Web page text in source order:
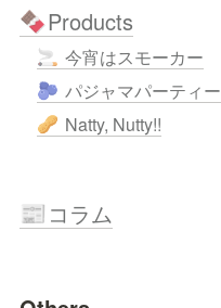
🍫Products
🚬 今宵はスモーカー
🫐 パジャマパーティー
🥜 Natty, Nutty!!
📰 コラム